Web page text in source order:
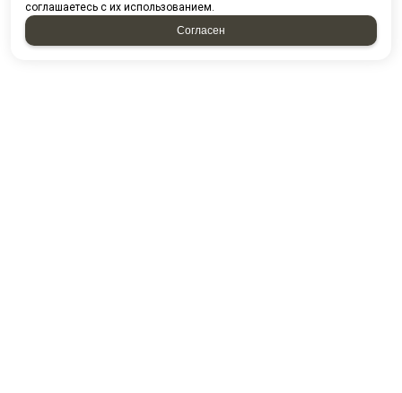
соглашаетесь с их использованием.
Согласен